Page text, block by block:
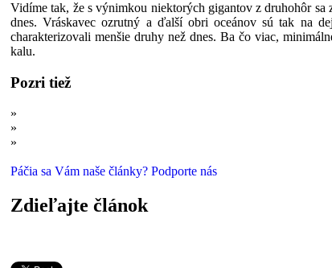
Vidíme tak, že s výnimkou niektorých gigantov z druhohôr
dnes. Vráskavec ozrutný a ďalší obri oceánov sú tak na
charakterizovali menšie druhy než dnes. Ba čo viac,
kalu.
Pozri tiež
»
»
»
Páčia sa Vám naše články? Podporte nás
Zdieľajte článok